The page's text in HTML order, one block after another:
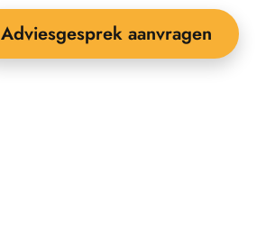
Adviesgesprek aanvragen